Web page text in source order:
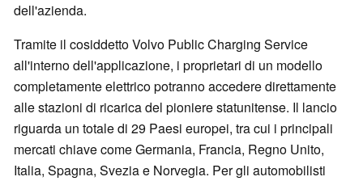
dell'azienda.
Tramite il cosiddetto Volvo Public Charging Service
all'interno dell'applicazione, i proprietari di un modello
completamente elettrico potranno accedere direttamente
alle stazioni di ricarica del pioniere statunitense. Il lancio
riguarda un totale di 29 Paesi europei, tra cui i principali
mercati chiave come Germania, Francia, Regno Unito,
Italia, Spagna, Svezia e Norvegia. Per gli automobilisti